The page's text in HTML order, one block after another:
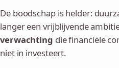
De boodschap is helder:
langer een vrijblijvende
verwachting die financiële
niet in investeert.